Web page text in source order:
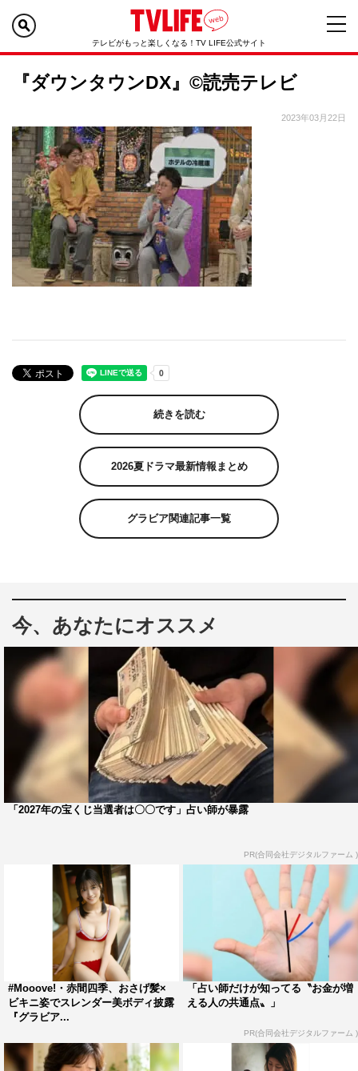
テレビがもっと楽しくなる！TV LIFE公式サイト
『ダウンタウンDX』©読売テレビ
2023年03月22日
続きを読む
2026夏ドラマ最新情報まとめ
グラビア関連記事一覧
今、あなたにオススメ
「2027年の宝くじ当選者は〇〇です」占い師が暴露
PR(合同会社デジタルファーム )
#Mooove!・赤間四季、おさげ髪×
ビキニ姿でスレンダー美ボディ披露
『グラビア...
「占い師だけが知ってる〝お金が増
える人の共通点〟」
PR(合同会社デジタルファーム )